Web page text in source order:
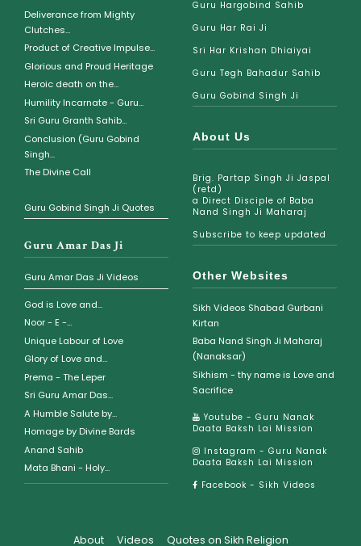
Deliverance from Mighty
Clutches...
Product of Creative Impulse...
Glorious and Proud Heritage
Heroic death on the...
Humility Incarnate - Guru...
Sri Guru Granth Sahib...
Conclusion (Guru Gobind
Singh...
The Divine Call
Guru Gobind Singh Ji Quotes
Guru Amar Das Ji
Guru Amar Das Ji Videos
God is Love and...
Noor - E -...
Unique Labour of Love
Glory of Love and...
Prema - The Leper
Sri Guru Amar Das...
A Humble Salute by...
Homage by Divine Bards
Anand Sahib
Mata Bhani - Holy...
Guru Hargobind Sahib
Guru Har Rai Ji
Sri Har Krishan Dhiaiyai
Guru Tegh Bahadur Sahib
Guru Gobind Singh Ji
About Us
Brig. Partap Singh Ji Jaspal
(retd)
a Direct Disciple of Baba
Nand Singh Ji Maharaj
Subscribe to keep updated
Other Websites
Sikh Videos Shabad Gurbani
Kirtan
Baba Nand Singh Ji Maharaj
(Nanaksar)
Sikhism - thy name is Love and
Sacrifice
Youtube - Guru Nanak
Daata Baksh Lai Mission
Instagram - Guru Nanak
Daata Baksh Lai Mission
Facebook - Sikh Videos
About Videos Quotes on Sikh Religion